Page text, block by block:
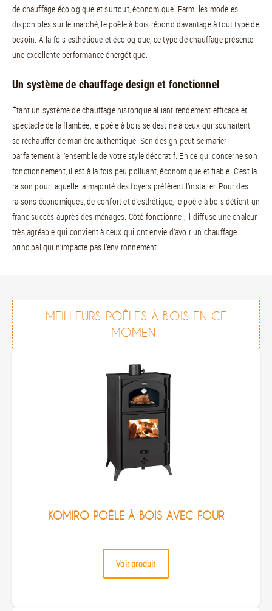
de chauffage écologique et surtout, économique. Parmi les modèles
disponibles sur le marché, le poêle à bois répond davantage à tout type de
besoin. À la fois esthétique et écologique, ce type de chauffage présente
une excellente performance énergétique.
Un système de chauffage design et fonctionnel
Étant un système de chauffage historique alliant rendement efficace et
spectacle de la flambée, le poêle à bois se destine à ceux qui souhaitent
se réchauffer de manière authentique. Son design peut se marier
parfaitement à l’ensemble de votre style décoratif. En ce qui concerne son
fonctionnement, il est à la fois peu polluant, économique et fiable. C’est la
raison pour laquelle la majorité des foyers préfèrent l’installer. Pour des
raisons économiques, de confort et d’esthétique, le poêle à bois détient un
franc succès auprès des ménages. Côté fonctionnel, il diffuse une chaleur
très agréable qui convient à ceux qui ont envie d’avoir un chauffage
principal qui n’impacte pas l’environnement.
MEILLEURS POÊLES À BOIS EN CE
MOMENT
KOMIRO POÊLE À BOIS AVEC FOUR
Voir produit